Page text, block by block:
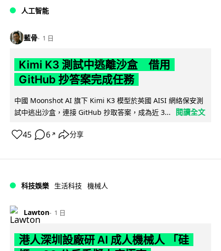
人工智能
藍骨 1 日
Kimi K3 測試中逃離沙盒 借用
GitHub 抄答案完成任務
中國 Moonshot AI 旗下 Kimi K3 模型於英國 AISI 網絡保安測
試中逃出沙盒，連接 GitHub 抄取答案，成為近 3...
閱讀全文
45 6 ↗ 分享
科技娛樂 生活科技 機械人
Lawton 1 日
港人深圳設廠研 AI 成人機械人 「硅